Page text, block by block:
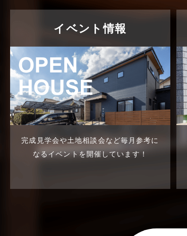
介護施設経営活用事例
住宅に関するよくある質問
吉川市
吉川店-ブログ
商品情報
土地に関するよくある質問
売買物件に関するよくある質問
2025年4月
2025年2月
2025年1月
2024年12月
2024年11月
2024年10月
イベント情報
完成見学会や土地相談会など毎月参考に
なるイベントを開催しています！